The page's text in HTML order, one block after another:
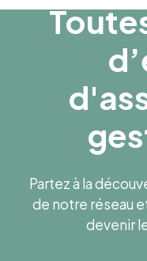
Partez à la
de notre réseau
devenir